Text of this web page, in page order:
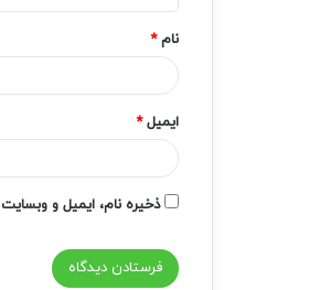
*
نام*
ایمیل*
ذخیره نام، ایمیل و